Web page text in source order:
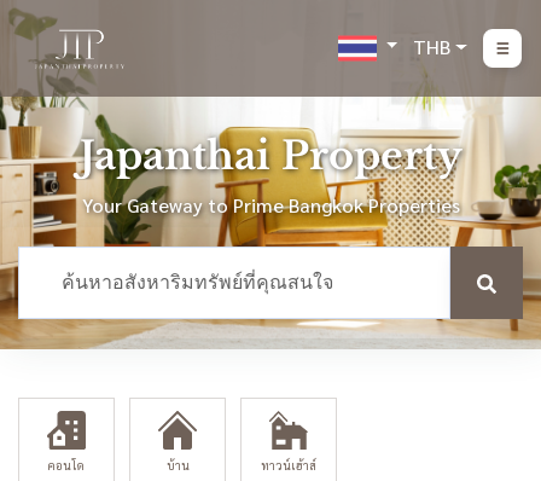
THB
Japanthai Property
Your Gateway to Prime Bangkok Properties
คอนโด บ้าน ทาวน์เฮ้าส์